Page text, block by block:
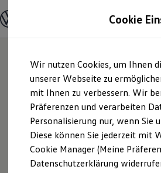
Hauptinhalt
springen
Footer
springen
Modelle und Konfigurator
Modelle vergleichen
Elektroautos
ENERGY Sondermodelle
Nutzfahrzeuge
SUV und CUV
Familienautos
Kombis
Kompaktwagen
Sportwagen
Schnell verfügbare Fahrzeuge
Angebote und Produkte
Cookie
Wir nutzen Cookies, um Ihnen
unserer Webseite zu
mit Ihnen zu verbessern. Wir
Präferenzen und verarbeiten
Personalisierung nur, wenn Sie
Diese können Sie jederzeit mit
Cookie Manager (Meine
Datenschutzerklärung